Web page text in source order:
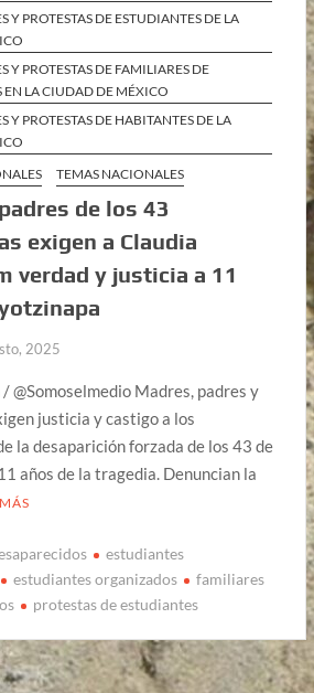
Y PROTESTAS DE ESTUDIANTES DE LA
Y PROTESTAS DE FAMILIARES DE
EN LA CIUDAD DE MÉXICO
Y PROTESTAS DE HABITANTES DE LA
TEMAS NACIONALES
de los 43
exigen a Claudia
verdad y justicia a 11
2025
@Somoselmedio Madres, padres y
justicia y castigo a los
la desaparición forzada de los 43 de
años de la tragedia. Denuncian la
estudiantes
estudiantes organizados
familiares
protestas de estudiantes